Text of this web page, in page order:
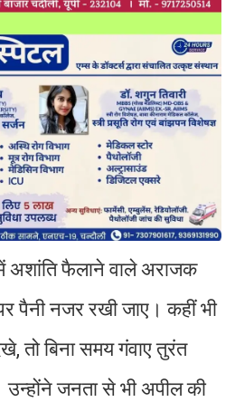
अशांति फैलाने वाले अराजक
पैनी नजर रखी जाए। कहीं भी
तो बिना समय गंवाए तुरंत
उन्होंने जनता से भी अपील की